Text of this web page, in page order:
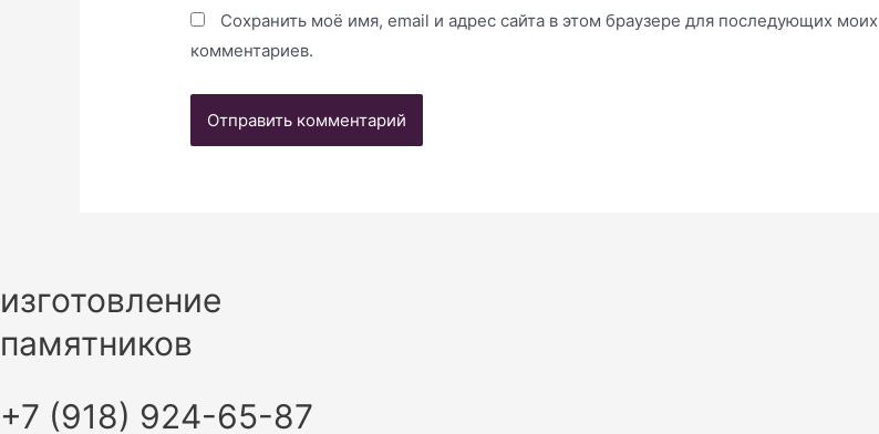
Сохранить моё имя, email и адрес сайта в этом браузере для последующих моих
комментариев.
изготовление
памятников
+7 (918) 924-65-87